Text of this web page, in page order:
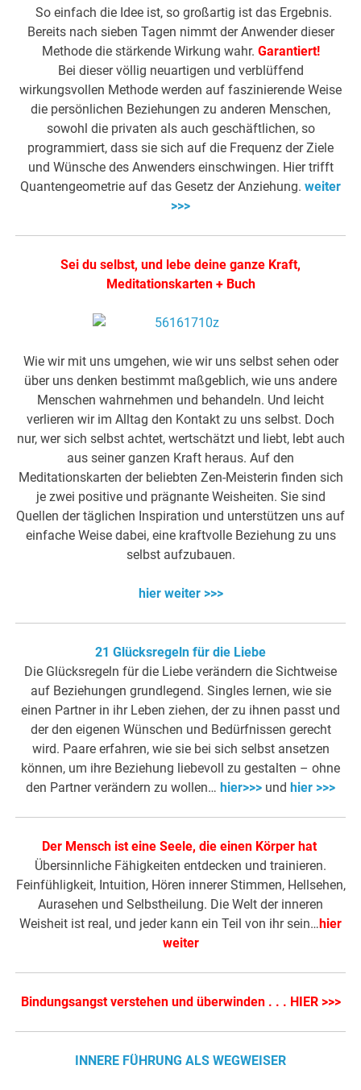
So einfach die Idee ist, so großartig ist das Ergebnis.
Bereits nach sieben Tagen nimmt der Anwender dieser
Methode die stärkende Wirkung wahr. Garantiert!
Bei dieser völlig neuartigen und verblüffend
wirkungsvollen Methode werden auf faszinierende Weise
die persönlichen Beziehungen zu anderen Menschen,
sowohl die privaten als auch geschäftlichen, so
programmiert, dass sie sich auf die Frequenz der Ziele
und Wünsche des Anwenders einschwingen. Hier trifft
Quantengeometrie auf das Gesetz der Anziehung. weiter
>>>
Sei du selbst, und lebe deine ganze Kraft,
Meditationskarten + Buch
Wie wir mit uns umgehen, wie wir uns selbst sehen oder
über uns denken bestimmt maßgeblich, wie uns andere
Menschen wahrnehmen und behandeln. Und leicht
verlieren wir im Alltag den Kontakt zu uns selbst. Doch
nur, wer sich selbst achtet, wertschätzt und liebt, lebt auch
aus seiner ganzen Kraft heraus. Auf den
Meditationskarten der beliebten Zen-Meisterin finden sich
je zwei positive und prägnante Weisheiten. Sie sind
Quellen der täglichen Inspiration und unterstützen uns auf
einfache Weise dabei, eine kraftvolle Beziehung zu uns
selbst aufzubauen.
hier weiter >>>
21 Glücksregeln für die Liebe
Die Glücksregeln für die Liebe verändern die Sichtweise
auf Beziehungen grundlegend. Singles lernen, wie sie
einen Partner in ihr Leben ziehen, der zu ihnen passt und
der den eigenen Wünschen und Bedürfnissen gerecht
wird. Paare erfahren, wie sie bei sich selbst ansetzen
können, um ihre Beziehung liebevoll zu gestalten – ohne
den Partner verändern zu wollen… hier>>> und hier >>>
Der Mensch ist eine Seele, die einen Körper hat
Übersinnliche Fähigkeiten entdecken und trainieren.
Feinfühligkeit, Intuition, Hören innerer Stimmen, Hellsehen,
Aurasehen und Selbstheilung. Die Welt der inneren
Weisheit ist real, und jeder kann ein Teil von ihr sein…hier
weiter
Bindungsangst verstehen und überwinden . . . HIER >>>
INNERE FÜHRUNG ALS WEGWEISER